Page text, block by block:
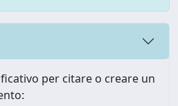
per citare o creare un